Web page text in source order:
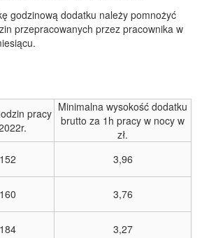
godzinową dodatku należy pomnożyć
przepracowanych przez pracownika w
pracy Minimalna wysokość dodatku
brutto za 1h pracy w nocy w
zł.
152 3,96
160 3,76
184 3,27